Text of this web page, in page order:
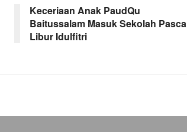
Keceriaan Anak PaudQu
Baitussalam Masuk Sekolah Pasca
Libur Idulfitri